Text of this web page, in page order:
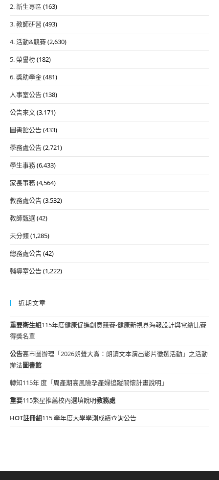
2. 新生專區 (163)
3. 教師研習 (493)
4. 活動&競賽(2,630)
5. 榮譽榜(182)
6. 獎助學金(481)
人事室公告(138)
公告來文(3,171)
圖書館公告(433)
學務處公告(2,721)
學生事務(6,433)
家長事務(4,564)
教務處公告(3,532)
教師甄選(42)
未分類(1,285)
總務處公告(42)
輔導室公告(1,222)
近期文章
重要衛生組115年度健康促進創意競賽-健康新視界海報設計與電繪比賽
得獎名單
公告高市圖辦理「2026朗聲大賞：朗讀文本演出影片徵選活動」之活動
辦法圖書館
轉知115年 度「周產期高風險孕產婦追蹤關懷計畫說明」
重要115繁星推薦校內選填說明教務處
HOT註冊組115 學年度大學學測成績查詢公告